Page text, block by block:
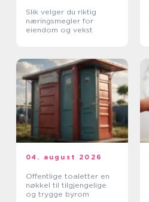
Slik velger du riktig
næringsmegler for
eiendom og vekst
04. august 2026
Offentlige toaletter en
nøkkel til tilgjengelige
og trygge byrom